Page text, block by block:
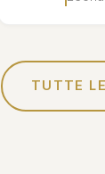
TUTTE